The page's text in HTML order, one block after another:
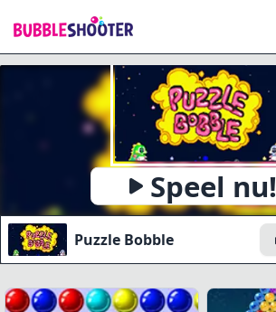
Speel nu!
Puzzle Bobble